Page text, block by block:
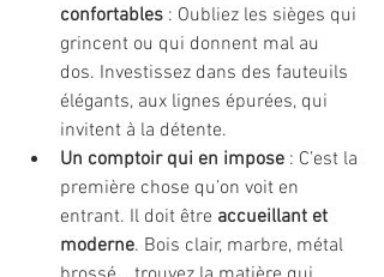
confortables : Oubliez les sièges qui
grincent ou qui donnent mal au
dos. Investissez dans des fauteuils
élégants, aux lignes épurées, qui
invitent à la détente.
Un comptoir qui en impose : C’est la
première chose qu’on voit en
entrant. Il doit être accueillant et
moderne. Bois clair, marbre, métal